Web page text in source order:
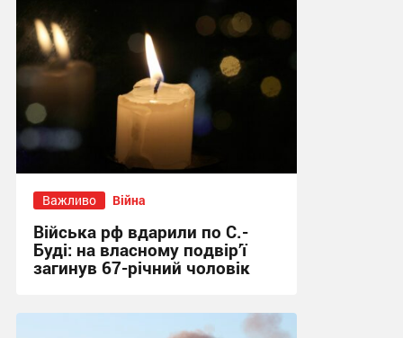
Важливо Війна
Війська рф вдарили по С.-
Буді: на власному подвір’ї
загинув 67-річний чоловік